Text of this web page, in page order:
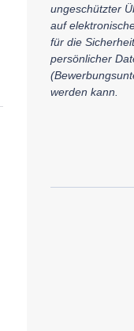
ungeschützter
auf
für die
persönlicher
werden kann.